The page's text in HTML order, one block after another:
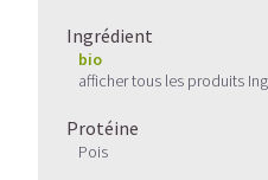
Ingrédient
bio
afficher tous les produits
Protéine
Pois